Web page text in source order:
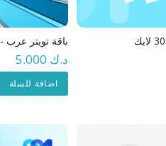
باقة تويتر عرب - 100 رتويت + 200 لايك + 25 تعليق
د.ك 5.000
اضافة للسلة